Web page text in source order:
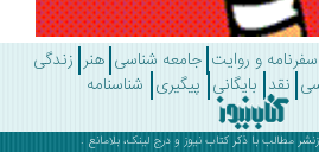
و روایت جامعه شناسی هنر زندگی
بایگانی پیگیری شناسنامه
با ذکرکتاب نیوز و درج لینک، بلامانع .